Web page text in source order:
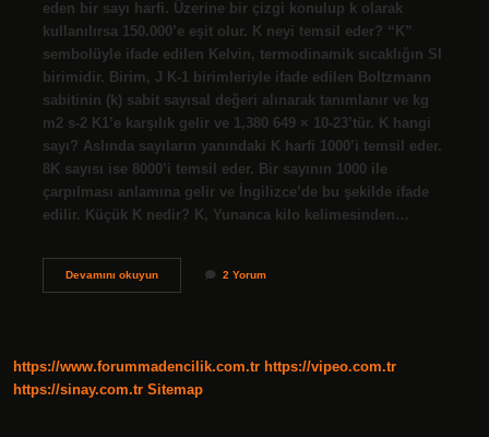
eden bir sayı harfi. Üzerine bir çizgi konulup k olarak
kullanılırsa 150.000’e eşit olur. K neyi temsil eder? “K”
sembolüyle ifade edilen Kelvin, termodinamik sıcaklığın SI
birimidir. Birim, J K-1 birimleriyle ifade edilen Boltzmann
sabitinin (k) sabit sayısal değeri alınarak tanımlanır ve kg
m2 s-2 K1’e karşılık gelir ve 1,380 649 × 10-23’tür. K hangi
sayı? Aslında sayıların yanındaki K harfi 1000’i temsil eder.
8K sayısı ise 8000’i temsil eder. Bir sayının 1000 ile
çarpılması anlamına gelir ve İngilizce’de bu şekilde ifade
edilir. Küçük K nedir? K, Yunanca kilo kelimesinden…
Devamını okuyunK
2 Yorum
https://www.forummadencilik.com.tr https://vipeo.com.tr
https://sinay.com.tr Sitemap